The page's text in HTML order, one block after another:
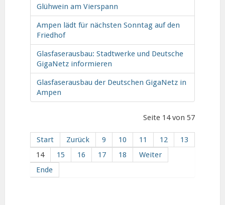
Glühwein am Vierspann
Ampen lädt für nächsten Sonntag auf den
Friedhof
Glasfaserausbau: Stadtwerke und Deutsche
GigaNetz informieren
Glasfaserausbau der Deutschen GigaNetz in
Ampen
Seite 14 von 57
Start Zurück 9 10 11 12
13
14
15 16 17 18
Weiter
Ende